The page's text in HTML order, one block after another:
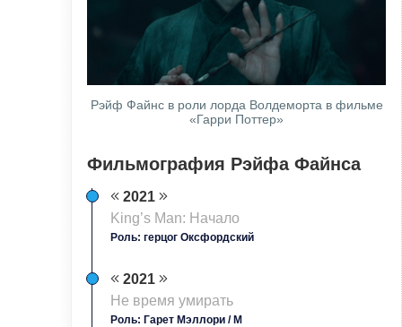
Рэйф Файнс в роли лорда Волдеморта в фильме
«Гарри Поттер»
Фильмография Рэйфа Файнса
2021
King’s Man: Начало
Роль: герцог Оксфордский
2021
Не время умирать
Роль: Гарет Мэллори / М